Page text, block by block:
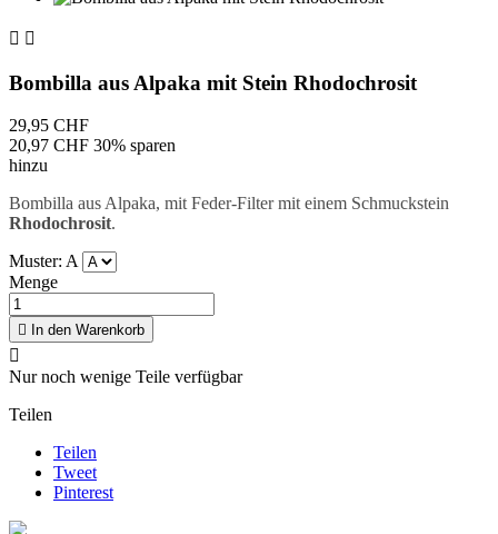
 
Bombilla aus Alpaka mit Stein Rhodochrosit
29,95 CHF
20,97 CHF 30% sparen
hinzu
Bombilla aus Alpaka, mit Feder-Filter mit einem Schmuckstein
Rhodochrosit.
Muster: A
Menge
 In den Warenkorb

Nur noch wenige Teile verfügbar
Teilen
Teilen
Tweet
Pinterest